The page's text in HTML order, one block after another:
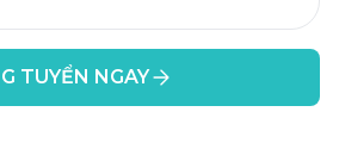
TUYỂN NGAY